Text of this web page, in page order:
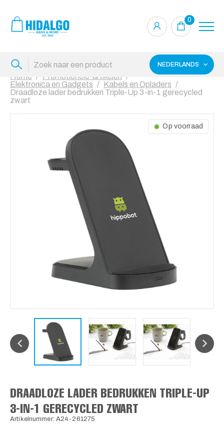
0
NEDERLANDS
Home
Promotionele-artikelen
Elektronica en Gadgets
Kabels en Opladers
Draadloze lader bedrukken Triple-Up 3-in-1 gerecycled
zwart
Op voorraad
DRAADLOZE LADER BEDRUKKEN TRIPLE-UP
3-IN-1 GERECYCLED ZWART
Artikelnummer: A24-261275